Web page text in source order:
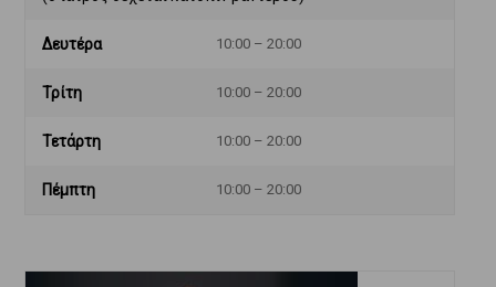
Δευτέρα 10:00 – 20:00
Τρίτη 10:00 – 20:00
Τετάρτη 10:00 – 20:00
Πέμπτη 10:00 – 20:00